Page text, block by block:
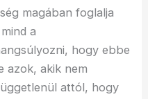
magában foglalja
a
hogy ebbe
azok, akik nem
attól, hogy